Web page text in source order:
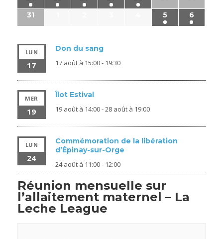
31
5 6
LUN
17
Don du sang
17 août à 15:00- 19:30
MER
19
Îlot Estival
19 août à 14:00-28 août à 19:00
LUN
24
Commémoration de la libération
d’Épinay-sur-Orge
24 août à 11:00- 12:00
Réunion mensuelle sur
l’allaitement maternel – La
Leche League